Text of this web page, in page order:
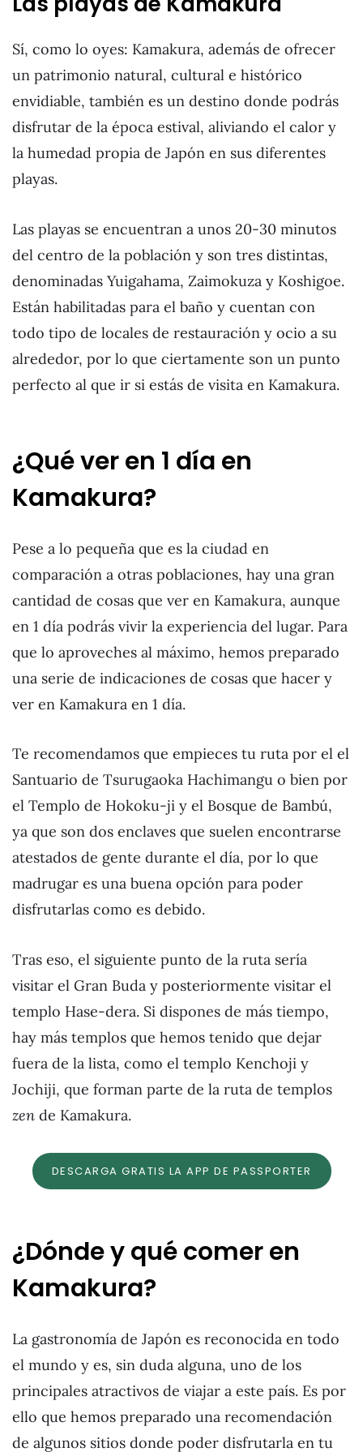
Sí, como lo oyes: Kamakura, además de ofrecer
un patrimonio natural, cultural e histórico
envidiable, también es un destino donde podrás
disfrutar de la época estival, aliviando el calor y
la humedad propia de Japón en sus diferentes
playas.
Las playas se encuentran a unos 20-30 minutos
del centro de la población y son tres distintas,
denominadas Yuigahama, Zaimokuza y Koshigoe.
Están habilitadas para el baño y cuentan con
todo tipo de locales de restauración y ocio a su
alrededor, por lo que ciertamente son un punto
perfecto al que ir si estás de visita en Kamakura.
¿Qué ver en 1 día en
Kamakura?
Pese a lo pequeña que es la ciudad en
comparación a otras poblaciones, hay una gran
cantidad de cosas que ver en Kamakura, aunque
en 1 día podrás vivir la experiencia del lugar. Para
que lo aproveches al máximo, hemos preparado
una serie de indicaciones de cosas que hacer y
ver en Kamakura en 1 día.
Te recomendamos que empieces tu ruta por el el
Santuario de Tsurugaoka Hachimangu o bien por
el Templo de Hokoku-ji y el Bosque de Bambú,
ya que son dos enclaves que suelen encontrarse
atestados de gente durante el día, por lo que
madrugar es una buena opción para poder
disfrutarlas como es debido.
Tras eso, el siguiente punto de la ruta sería
visitar el Gran Buda y posteriormente visitar el
templo Hase-dera. Si dispones de más tiempo,
hay más templos que hemos tenido que dejar
fuera de la lista, como el templo Kenchoji y
Jochiji, que forman parte de la ruta de templos
zen de Kamakura.
DESCARGA GRATIS LA APP DE PASSPORTER
¿Dónde y qué comer en
Kamakura?
La gastronomía de Japón es reconocida en todo
el mundo y es, sin duda alguna, uno de los
principales atractivos de viajar a este país. Es por
ello que hemos preparado una recomendación
de algunos sitios donde poder disfrutarla en tu